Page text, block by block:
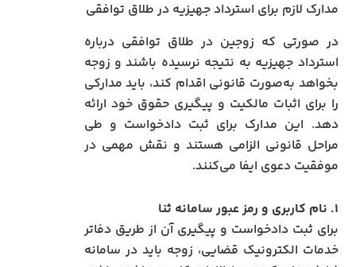
مدارک لازم برای استرداد جهیزیه در طلاق توافقی
در صورتی که زوجین در طلاق توافقی درباره
استرداد جهیزیه به نتیجه نرسیده باشند و زوجه
بخواهد به‌صورت قانونی اقدام کند، باید مدارکی
را برای اثبات مالکیت و پیگیری حقوق خود ارائه
دهد. این مدارک برای ثبت دادخواست و طی
مراحل قانونی الزامی هستند و نقش مهمی در
موفقیت دعوی ایفا می‌کنند.
۱. نام کاربری و رمز عبور سامانه ثنا
برای ثبت دادخواست و پیگیری آن از طریق دفاتر
خدمات الکترونیک قضایی، زوجه باید در سامانه